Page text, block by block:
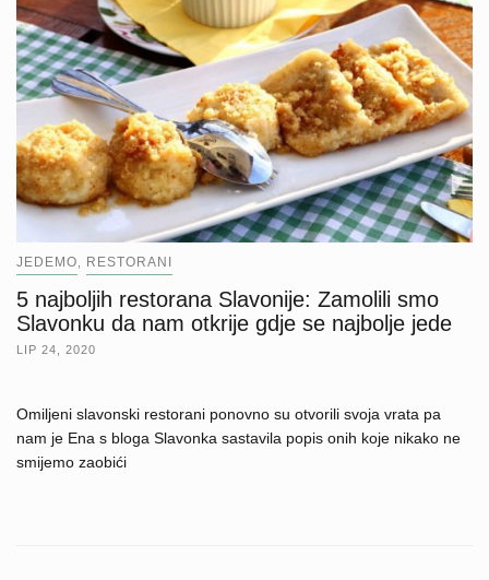
JEDEMO RESTORANI
5 najboljih restorana Slavonije: Zamolili smo
Slavonku da nam otkrije gdje se najbolje jede
LIP 24, 2020
Omiljeni slavonski restorani ponovno su otvorili svoja vrata pa
nam je Ena s bloga Slavonka sastavila popis onih koje nikako ne
smijemo zaobići